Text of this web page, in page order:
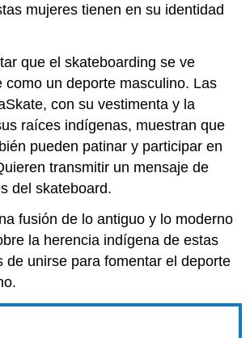
mujeres tienen en su identidad
que el skateboarding se ve
como un deporte masculino. Las
con su vestimenta y la
raíces indígenas, muestran que
pueden patinar y participar en
transmitir un mensaje de
del skateboard.
fusión de lo antiguo y lo moderno
la herencia indígena de estas
de unirse para fomentar el deporte